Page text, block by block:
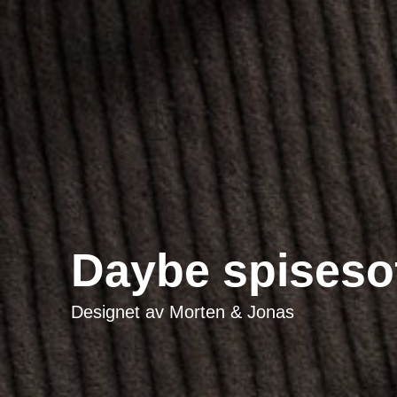
Daybe
Designet av Morten & Jonas